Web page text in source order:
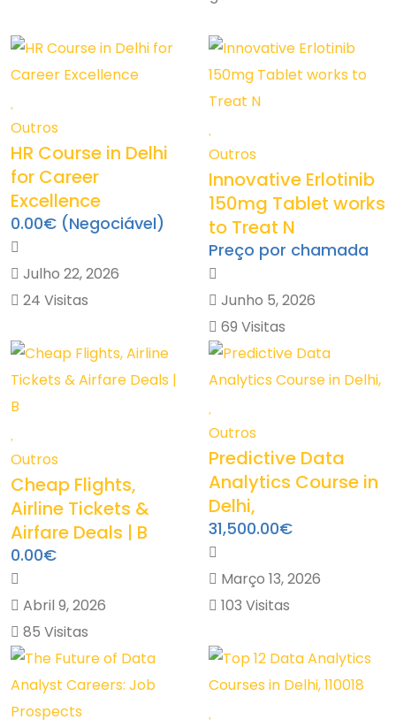
Outros
HR Course in Delhi
for Career
Excellence
0.00€ (Negociável)
Julho 22, 2026
24 Visitas
Outros
Innovative Erlotinib
150mg Tablet works
to Treat N
Preço por chamada
Junho 5, 2026
69 Visitas
Outros
Cheap Flights,
Airline Tickets &
Airfare Deals | B
0.00€
Abril 9, 2026
85 Visitas
Outros
Predictive Data
Analytics Course in
Delhi,
31,500.00€
Março 13, 2026
103 Visitas